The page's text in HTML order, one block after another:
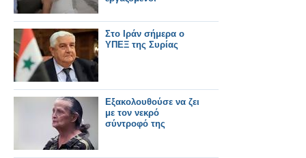
Στο Ιράν σήμερα ο
ΥΠΕΞ της Συρίας
Εξακολουθούσε να ζει
με τον νεκρό
σύντροφό της